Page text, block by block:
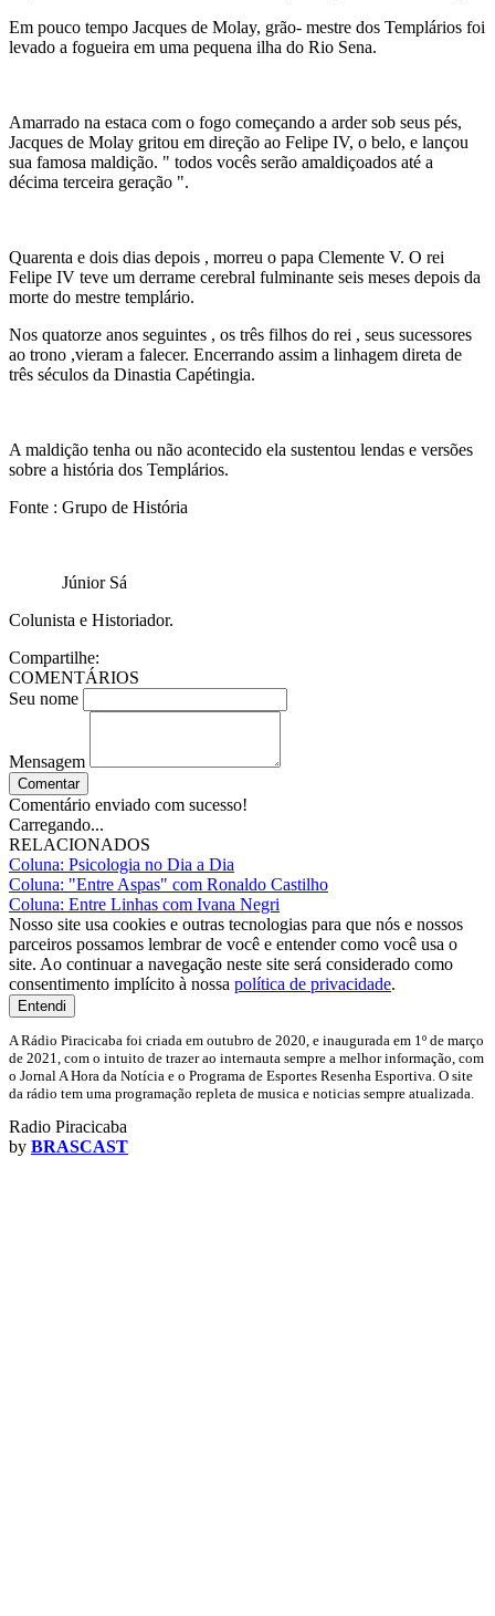
Em pouco tempo Jacques de Molay, grão- mestre dos Templários foi
levado a fogueira em uma pequena ilha do Rio Sena.
Amarrado na estaca com o fogo começando a arder sob seus pés,
Jacques de Molay gritou em direção ao Felipe IV, o belo, e lançou
sua famosa maldição. " todos vocês serão amaldiçoados até a
décima terceira geração ".
Quarenta e dois dias depois , morreu o papa Clemente V. O rei
Felipe IV teve um derrame cerebral fulminante seis meses depois da
morte do mestre templário.
Nos quatorze anos seguintes , os três filhos do rei , seus sucessores
ao trono ,vieram a falecer. Encerrando assim a linhagem direta de
três séculos da Dinastia Capétingia.
A maldição tenha ou não acontecido ela sustentou lendas e versões
sobre a história dos Templários.
Fonte : Grupo de História
Júnior Sá
Colunista e Historiador.
Compartilhe:
COMENTÁRIOS
Seu nome
Mensagem
Comentar
Comentário enviado com sucesso!
Carregando...
RELACIONADOS
Coluna: Psicologia no Dia a Dia
Coluna: "Entre Aspas" com Ronaldo Castilho
Coluna: Entre Linhas com Ivana Negri
Nosso site usa cookies e outras tecnologias para que nós e nossos
parceiros possamos lembrar de você e entender como você usa o
site. Ao continuar a navegação neste site será considerado como
consentimento implícito à nossa política de privacidade.
Entendi
A Rádio Piracicaba foi criada em outubro de 2020, e inaugurada em 1º de março
de 2021, com o intuito de trazer ao internauta sempre a melhor informação, com
o Jornal A Hora da Notícia e o Programa de Esportes Resenha Esportiva. O site
da rádio tem uma programação repleta de musica e noticias sempre atualizada.
Radio Piracicaba
by BRASCAST